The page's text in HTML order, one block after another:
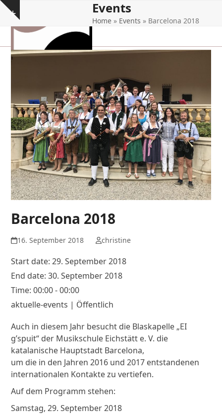
Skip
content
Show
notice
Open
mobile
Close
mobile
Events
Home» Events » Barcelona 2018
Barcelona 2018
16. September 2018 christine
Start date:29. September 2018
End date:30. September 2018
Time:00:00 - 00:00
aktuelle-events | Öffentlich
Auch in diesem Jahr besucht die Blaskapelle „EI
g’spuit“ der Musikschule Eichstätt e. V. die
katalanische Hauptstadt Barcelona,
um die in den Jahren 2016 und 2017 entstandenen
internationalen Kontakte zu vertiefen.
Auf dem Programm stehen:
Samstag, 29. September 2018